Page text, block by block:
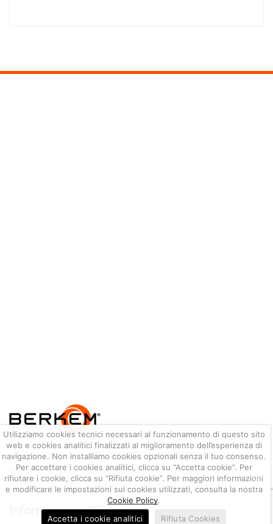
Utilizziamo cookies tecnici necessari al funzionamento di questo sito
web e cookies analitici finalizzati al miglioramento dell’esperienza di
navigazione. Non installiamo cookies opzionali senza il tuo consenso.
Per accettare i cookies analitici, clicca su “Accetta cookie”. Per
rifiutare i cookie, clicca su “Rifiuta cookie”. Per maggiori informazioni
e modificare le impostazioni sui cookies utilizzati, consulta la nostra
Cookie Policy.
Accetta i cookie analitici
Rifiuta Cookies
LO SHOP ON-LINE DI PRODOTTI GALVANICI PROFESSIONALI
Berkem S.r.l. propone la vendita on-line di oltre 700 articoli
100% Made in Italy dedicati agli operatori galvanici.
Informazioni utili